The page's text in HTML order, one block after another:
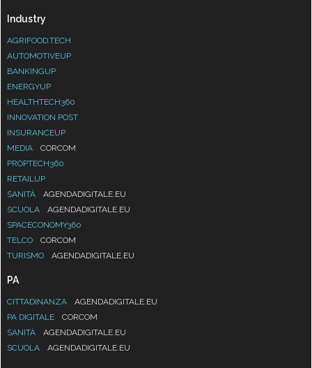
Industry
AGRIFOOD.TECH
AUTOMOTIVEUP
BANKINGUP
ENERGYUP
HEALTHTECH360
INNOVATION POST
INSURANCEUP
MEDIA
CORCOM
PROPTECH360
RETAILUP
SANITÀ
AGENDADIGITALE.EU
SCUOLA
AGENDADIGITALE.EU
SPACECONOMY360
TELCO
CORCOM
TURISMO
AGENDADIGITALE.EU
PA
CITTADINANZA
AGENDADIGITALE.EU
PA DIGITALE
CORCOM
SANITÀ
AGENDADIGITALE.EU
SCUOLA
AGENDADIGITALE.EU